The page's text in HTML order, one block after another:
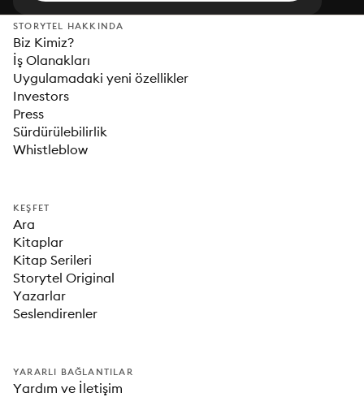
STORYTEL HAKKINDA
Biz Kimiz?
İş Olanakları
Uygulamadaki yeni özellikler
Investors
Press
Sürdürülebilirlik
Whistleblow
KEŞFET
Ara
Kitaplar
Kitap Serileri
Storytel Original
Yazarlar
Seslendirenler
YARARLI BAĞLANTILAR
Yardım ve İletişim